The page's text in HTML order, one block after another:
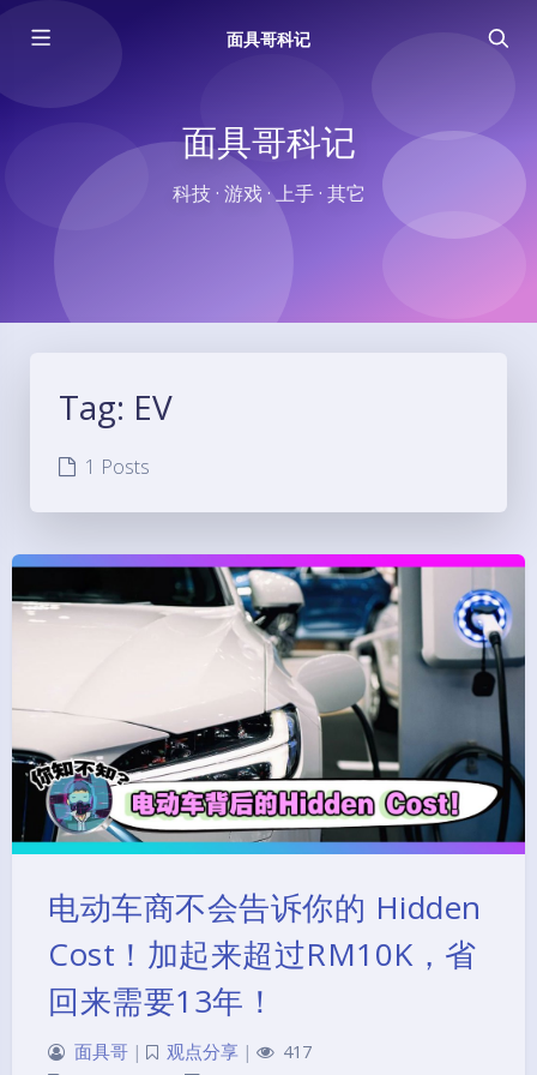
面具哥科记
面具哥科记
科技 · 游戏 · 上手 · 其它
Tag: EV
1 Posts
电动车商不会告诉你的 Hidden
Cost！加起来超过RM10K，省
回来需要13年！
面具哥 | 观点分享 |
417